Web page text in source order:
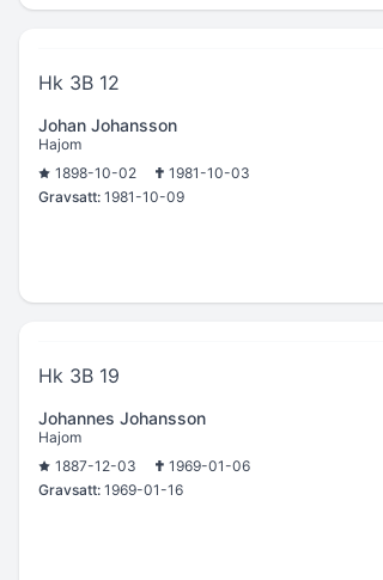
Hk 3B 12
Johan Johansson
Hajom
1898-10-02
1981-10-03
Gravsatt: 1981-10-09
Hk 3B 19
Johannes Johansson
Hajom
1887-12-03
1969-01-06
Gravsatt: 1969-01-16